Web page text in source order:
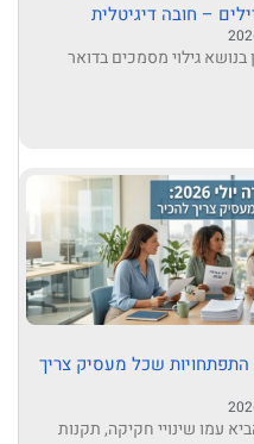
– חובה דיגיטלית
גילוי מסמכים בדואר
עבודה יולי 2026: חמש התפתחויות שכל מעסיק צריך
מעסיקים | יולי 2026 יולי 2026 הביא עמו שינויי חקיקה, תקנות